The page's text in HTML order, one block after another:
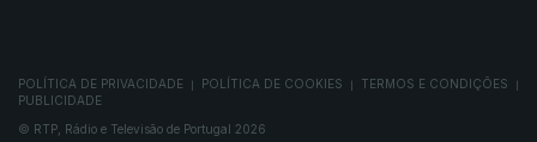
POLÍTICA DE PRIVACIDADE POLÍTICA DE COOKIES TERMOS E CONDIÇÕES
PUBLICIDADE
© RTP, Rádio e Televisão de Portugal 2026